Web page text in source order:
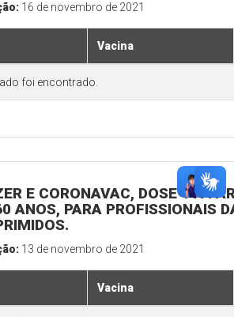
16 de novembro de 2021
Vacina
foi encontrado.
E CORONAVAC, DOSE 1 A
ANOS, PARA PROFISSIONAIS
13 de novembro de 2021
Vacina